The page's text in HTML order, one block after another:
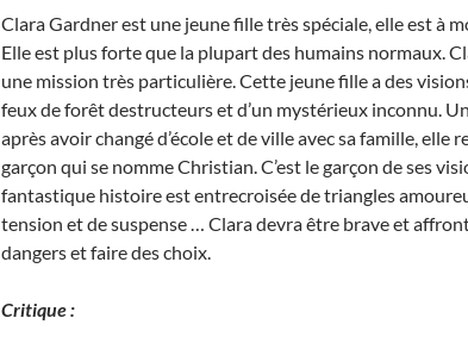
Clara Gardner est une jeune fille très spéciale, elle est à
Elle est plus forte que la plupart des humains normaux.
une mission très particulière. Cette jeune fille a des
feux de forêt destructeurs et d’un mystérieux inconnu.
après avoir changé d’école et de ville avec sa famille, elle
garçon qui se nomme Christian. C’est le garçon de ses
fantastique histoire est entrecroisée de triangles
tension et de suspense … Clara devra être brave et
dangers et faire des choix.
Critique :